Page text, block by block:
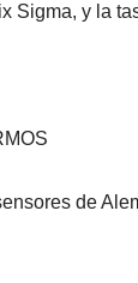
Sigma, y la
de